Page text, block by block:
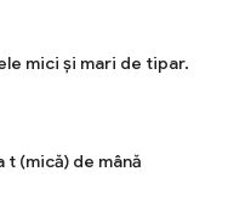
mici și mari de tipar.
(mică) de mână